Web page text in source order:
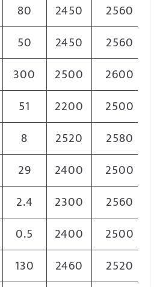
80 2450
2560
50 2450
2560
300 2500
2600
51 2200
2500
8 2520
2580
29 2400
2500
2.4 2300
2560
0.5 2400
2500
130 2460
2520